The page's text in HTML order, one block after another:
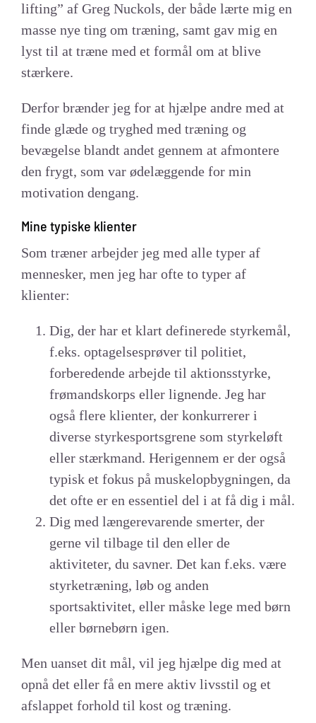
lifting” af Greg Nuckols, der både lærte mig en
masse nye ting om træning, samt gav mig en
lyst til at træne med et formål om at blive
stærkere.
Derfor brænder jeg for at hjælpe andre med at
finde glæde og tryghed med træning og
bevægelse blandt andet gennem at afmontere
den frygt, som var ødelæggende for min
motivation dengang.
Mine typiske klienter
Som træner arbejder jeg med alle typer af
mennesker, men jeg har ofte to typer af
klienter:
Dig, der har et klart definerede styrkemål,
f.eks. optagelsesprøver til politiet,
forberedende arbejde til aktionsstyrke,
frømandskorps eller lignende. Jeg har
også flere klienter, der konkurrerer i
diverse styrkesportsgrene som styrkeløft
eller stærkmand. Herigennem er der også
typisk et fokus på muskelopbygningen, da
det ofte er en essentiel del i at få dig i mål.
Dig med længerevarende smerter, der
gerne vil tilbage til den eller de
aktiviteter, du savner. Det kan f.eks. være
styrketræning, løb og anden
sportsaktivitet, eller måske lege med børn
eller børnebørn igen.
Men uanset dit mål, vil jeg hjælpe dig med at
opnå det eller få en mere aktiv livsstil og et
afslappet forhold til kost og træning.